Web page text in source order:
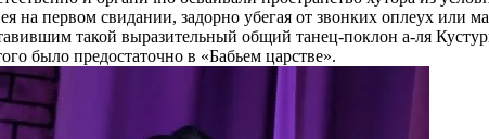
на первом свидании, задорно убегая от звонких оплеух
такой выразительный общий танец-поклон а-ля
было предостаточно в «Бабьем царстве».